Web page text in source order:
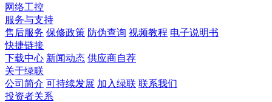
网络工控
服务与支持
售后服务 保修政策 防伪查询 视频教程 电子说明书
快捷链接
下载中心 新闻动态 供应商自荐
关于绿联
公司简介 可持续发展 加入绿联 联系我们
投资者关系